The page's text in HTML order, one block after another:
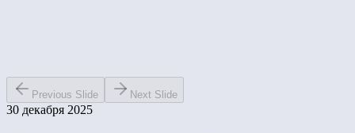
Previous Slide Next Slide
30 декабря 2025